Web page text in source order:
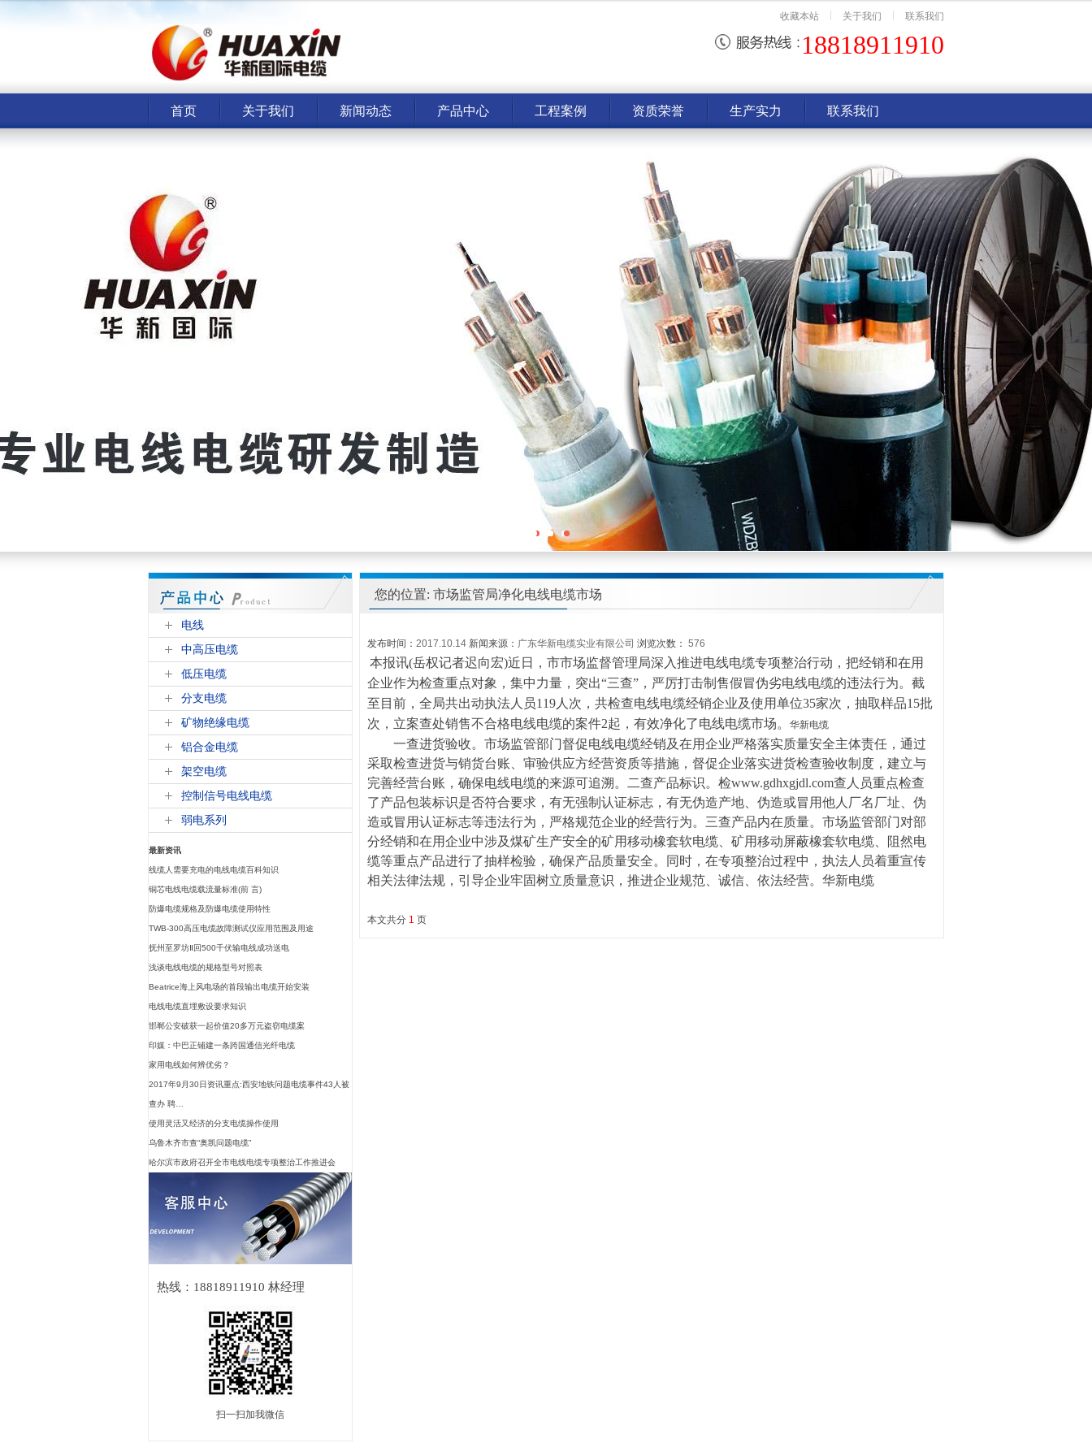
收藏本站 关于我们 联系我们
18818911910
首页 关于我们 新闻动态 产品中心 工程案例 资质荣誉 生产实力 联系我们
电线
中高压电缆
低压电缆
分支电缆
矿物绝缘电缆
铝合金电缆
架空电缆
控制信号电线电缆
弱电系列
最新资讯
线缆人需要充电的电线电缆百科知识
铜芯电线电缆载流量标准(前 言)
防爆电缆规格及防爆电缆使用特性
TWB-300高压电缆故障测试仪应用范围及用途
抚州至罗坊Ⅱ回500千伏输电线成功送电
浅谈电线电缆的规格型号对照表
Beatrice海上风电场的首段输出电缆开始安装
电线电缆直埋敷设要求知识
邯郸公安破获一起价值20多万元盗窃电缆案
印媒：中巴正铺建一条跨国通信光纤电缆
家用电线如何辨优劣？
2017年9月30日资讯重点:西安地铁问题电缆事件43人被
查办 聘…
使用灵活又经济的分支电缆操作使用
乌鲁木齐市查“奥凯问题电缆”
哈尔滨市政府召开全市电线电缆专项整治工作推进会
热线：18818911910 林经理
扫一扫加我微信
您的位置: 市场监管局净化电线电缆市场
发布时间： 2017.10.14 新闻来源： 广东华新电缆实业有限公司 浏览次数： 576
本报讯(岳权记者迟向宏)近日，市市场监督管理局深入推进电线电缆专项整治行动，把经销和在用
企业作为检查重点对象，集中力量，突出“三查”，严厉打击制售假冒伪劣电线电缆的违法行为。截
至目前，全局共出动执法人员119人次，共检查电线电缆经销企业及使用单位35家次，抽取样品15批
次，立案查处销售不合格电线电缆的案件2起，有效净化了电线电缆市场。
华新电缆
一查进货验收。市场监管部门督促电线电缆经销及在用企业严格落实质量安全主体责任，通过
采取检查进货与销货台账、审验供应方经营资质等措施，督促企业落实进货检查验收制度，建立与
完善经营台账，确保电线电缆的来源可追溯。二查产品标识。检www.gdhxgjdl.com查人员重点检查
了产品包装标识是否符合要求，有无强制认证标志，有无伪造产地、伪造或冒用他人厂名厂址、伪
造或冒用认证标志等违法行为，严格规范企业的经营行为。三查产品内在质量。市场监管部门对部
分经销和在用企业中涉及煤矿生产安全的矿用移动橡套软电缆、矿用移动屏蔽橡套软电缆、阻然电
缆等重点产品进行了抽样检验，确保产品质量安全。同时，在专项整治过程中，执法人员着重宣传
相关法律法规，引导企业牢固树立质量意识，推进企业规范、诚信、依法经营。华新电缆
本文共分 1 页